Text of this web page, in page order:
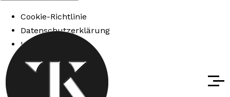
Cookie-Richtlinie
Datenschutzerklärung
Impressum